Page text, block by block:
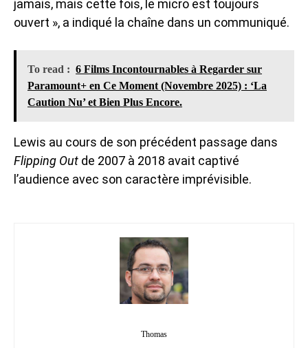
jamais, mais cette fois, le micro est toujours
ouvert », a indiqué la chaîne dans un communiqué.
To read : 6 Films Incontournables à Regarder sur
Paramount+ en Ce Moment (Novembre 2025) : ‘La
Caution Nu’ et Bien Plus Encore.
Lewis au cours de son précédent passage dans
Flipping Out de 2007 à 2018 avait captivé
l’audience avec son caractère imprévisible.
Thomas